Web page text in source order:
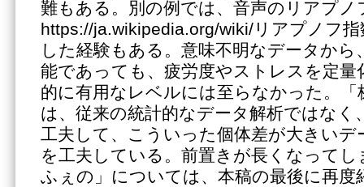
難もある。別の例では、音声のリアプノ
https://ja.wikipedia.org/wiki/リアプノフ
した経験もある。意味不明なデータから
能であっても、疲労度やストレスを定量
的に有用なレベルには至らなかった。「
は、従来の統計的なデータ解析ではなく
工夫して、こういった個体差が大きいデ
を工夫している。前置きが長くなってし
ふぇの」については、本稿の最後に再度